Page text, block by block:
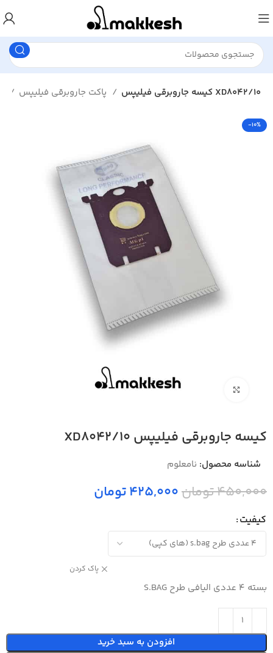
کیسه جاروبرقی فیلیپس XD8042/10
-10%
بزرگنمایی تصویر
کیسه جاروبرقی فیلیپس XD8042/10
شناسه محصول: نامعلوم
450,000 تومان 425,000 تومان
کیفیت
پاک کردن
بسته 4 عددی الیافی طرح S.BAG
افزودن به سبد خرید